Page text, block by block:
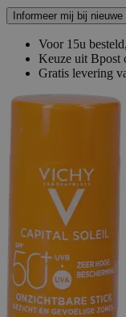
Informeer mij bij nieuwe
Voor 15u
Keuze uit Bpost
Gratis levering